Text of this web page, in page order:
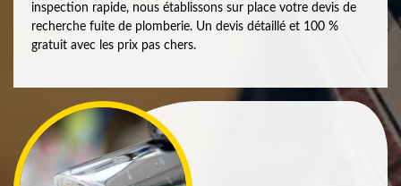
inspection rapide, nous établissons sur place votre devis de
recherche fuite de plomberie. Un devis détaillé et 100 %
gratuit avec les prix pas chers.